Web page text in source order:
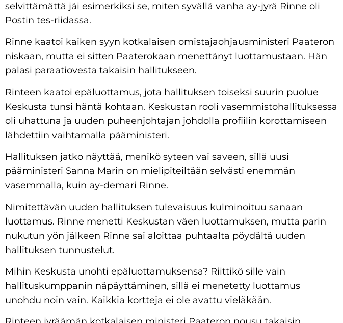
selvittämättä jäi esimerkiksi se, miten syvällä vanha ay-jyrä Rinne oli
Postin tes-riidassa.
Rinne kaatoi kaiken syyn kotkalaisen omistajaohjausministeri Paateron
niskaan, mutta ei sitten Paaterokaan menettänyt luottamustaan. Hän
palasi paraatiovesta takaisin hallitukseen.
Rinteen kaatoi epäluottamus, jota hallituksen toiseksi suurin puolue
Keskusta tunsi häntä kohtaan. Keskustan rooli vasemmistohallituksessa
oli uhattuna ja uuden puheenjohtajan johdolla profiilin korottamiseen
lähdettiin vaihtamalla pääministeri.
Hallituksen jatko näyttää, menikö syteen vai saveen, sillä uusi
pääministeri Sanna Marin on mielipiteiltään selvästi enemmän
vasemmalla, kuin ay-demari Rinne.
Nimitettävän uuden hallituksen tulevaisuus kulminoituu sanaan
luottamus. Rinne menetti Keskustan väen luottamuksen, mutta parin
nukutun yön jälkeen Rinne sai aloittaa puhtaalta pöydältä uuden
hallituksen tunnustelut.
Mihin Keskusta unohti epäluottamuksensa? Riittikö sille vain
hallituskumppanin näpäyttäminen, sillä ei menetetty luottamus
unohdu noin vain. Kaikkia kortteja ei ole avattu vieläkään.